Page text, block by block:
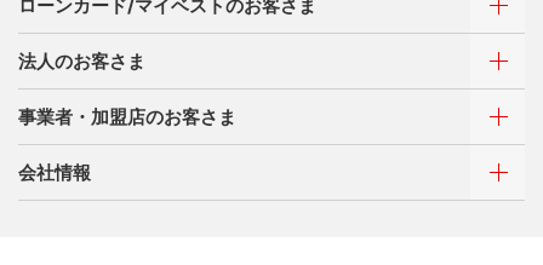
サイトマップ
選べるお支払方法
お客さまサポート
サイトマップ
ローンカード/マイベストのお客さま
ご利用・お支払い方法
ATMネットワーク
借入時残高スライドリボルビング方式
各種照会・お手続き
法人のお客さま
事業者・加盟店のお客さま
会社情報